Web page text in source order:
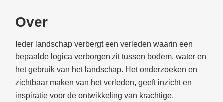
Over
Ieder landschap verbergt een verleden waarin een
bepaalde logica verborgen zit tussen bodem, water en
het gebruik van het landschap. Het onderzoeken en
zichtbaar maken van het verleden, geeft inzicht en
inspiratie voor de ontwikkeling van krachtige,